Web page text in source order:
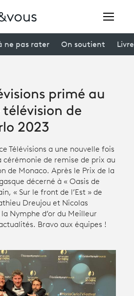
une émission
ne pas rater On soutient
primé au
télévision de
2023
Télévisions a une nouvelle fois
cérémonie de remise de prix au
de Monaco. Après le Prix de la
décerné à « Oasis de
« Sur le front de l’Est » de
Dreujou et Nicolas
Nymphe d’or du Meilleur
Bravo aux équipes !